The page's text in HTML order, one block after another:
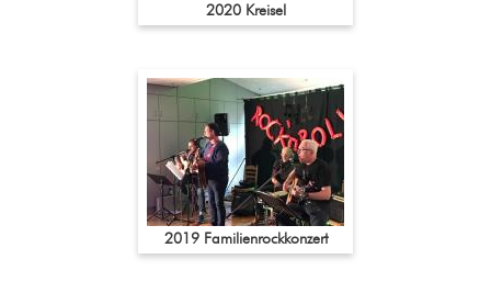
2020 Kreisel
2019 Familienrockkonzert